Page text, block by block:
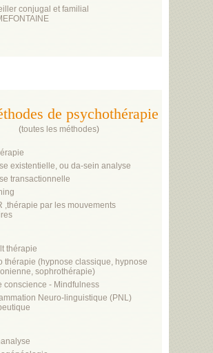
conjugal et familial
de psychothérapie
(toutes les méthodes)
existentielle, ou da-sein analyse
transactionnelle
,thérapie par les mouvements
thérapie
thérapie (hypnose classique, hypnose
sophrothérapie)
conscience - Mindfulness
Neuro-linguistique (PNL)